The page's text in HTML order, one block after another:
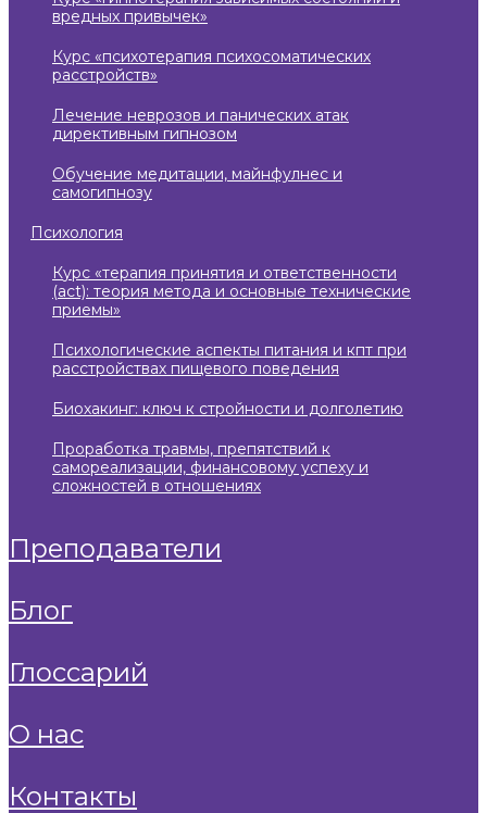
вредных привычек»
курс «психотерапия психосоматических
расстройств»
лечение неврозов и панических атак
директивным гипнозом
обучение медитации, майнфулнес и
самогипнозу
психология
курс «терапия принятия и ответственности
(act): теория метода и основные технические
приемы»
психологические аспекты питания и кпт при
расстройствах пищевого поведения
биохакинг: ключ к стройности и долголетию
проработка травмы, препятствий к
самореализации, финансовому успеху и
сложностей в отношениях
преподаватели
блог
глоссарий
о нас
контакты